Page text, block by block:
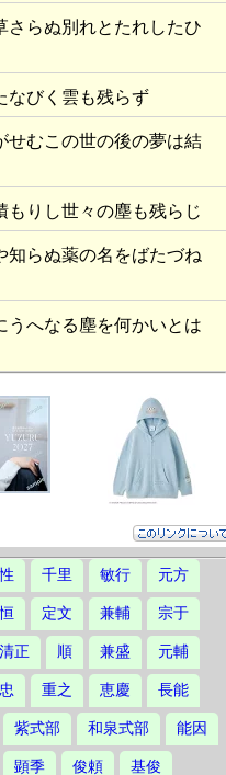
さらぬ別れとたれしたひ
なびく雲も残らず
せむこの世の後の夢は結
もりし世々の塵も残らじ
知らぬ薬の名をばたづね
うへなる塵を何かいとは
千里 敏行 元方
定文 兼輔 宗于
清正 順 兼盛 元輔
重之 恵慶 長能
紫式部 和泉式部 能因
顕季 俊頼 基俊